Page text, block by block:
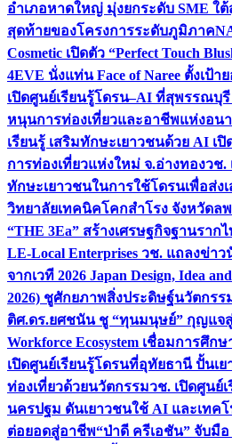
อำเภอหาดใหญ่ มุ่งยกระดับ SME ใ
สุดท้ายของโครงการระดับภูมิภาค
Cosmetic เปิดตัว “Perfect Touch
4EVE นั่งแท่น Face of Naree ตั้งเป้
เปิดศูนย์เรียนรู้โดรน–AI ที่สุพรรณบุ
หนุนการท่องเที่ยวและอาชีพแห่งอน
เรียนรู้ เสริมทักษะเยาวชนด้วย AI เ
การท่องเที่ยวแห่งใหม่ จ.อ่างทองวช.
ทักษะเยาวชนในการใช้โดรนเพื่อส่ง
วิทยาลัยเทคนิคโคกสำโรง จังหวัดล
“THE 3Ea” สร้างเศรษฐกิจฐานราก
LE-Local Enterprises วช. แถลงข่าว
จากเวที 2026 Japan Design, Idea
2026) ชูศักยภาพสิ่งประดิษฐ์นวัตกร
ติศ.ดร.ยศชนัน ชู “ทุนมนุษย์” กุญแจสู่
Workforce Ecosystem เชื่อมการศึก
เปิดศูนย์เรียนรู้โดรนที่อุทัยธานี ปั้นเ
ท่องเที่ยวด้วยนวัตกรรมวช. เปิดศูนย์
นครปฐม ดันเยาวชนใช้ AI และเทค
ต่อยอดสู่อาชีพ“ป่าดี ครีเอชัน” จับมื